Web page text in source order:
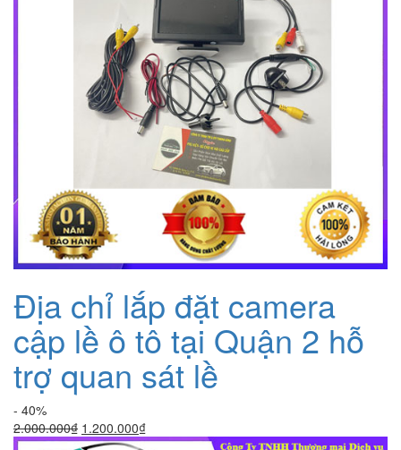
Địa chỉ lắp đặt camera
cập lề ô tô tại Quận 2 hỗ
trợ quan sát lề
- 40%
2.000.000₫ Giá
gốc
1.200.000₫Giá
hiện